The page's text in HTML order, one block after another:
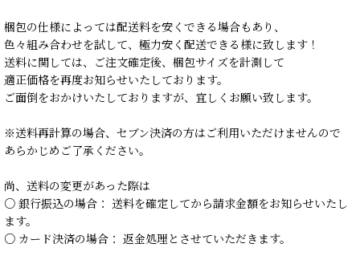
梱包の仕様によっては配送料を安くできる場合もあり、
色々組み合わせを試して、極力安く配送できる様に致します！
送料に関しては、ご注文確定後、梱包サイズを計測して
適正価格を再度お知らせいたしております。
ご面倒をおかけいたしておりますが、宜しくお願い致します。
※送料再計算の場合、セブン決済の方はご利用いただけませんので
あらかじめご了承ください。
尚、送料の変更があった際は
○ 銀行振込の場合： 送料を確定してから請求金額をお知らせいたし
ます。
○ カード決済の場合： 返金処理とさせていただきます。